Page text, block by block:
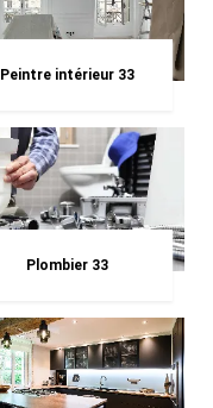
Peintre intérieur 33
Plombier 33